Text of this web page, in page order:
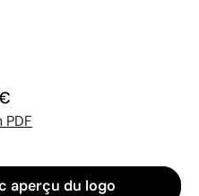
aperçu du logo